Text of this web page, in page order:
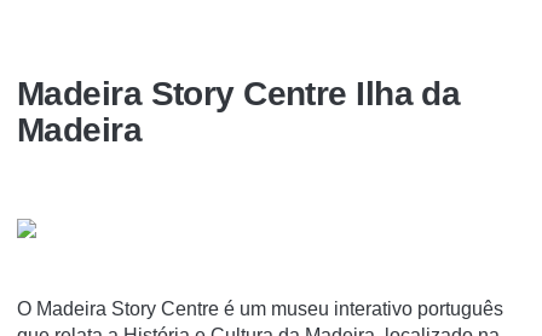
Madeira Story Centre Ilha da
Madeira
O Madeira Story Centre é um museu interativo português